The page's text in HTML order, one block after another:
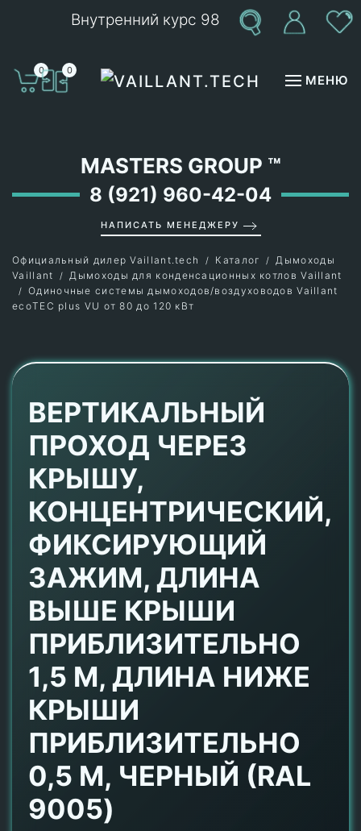
Внутренний курс 98
0 0
МЕНЮ
MASTERS GROUP ™
8 (921) 960-42-04
НАПИСАТЬ МЕНЕДЖЕРУ
Официальный дилер Vaillant.tech Каталог
Дымоходы
Vaillant
Дымоходы для конденсационных котлов Vaillant
Одиночные системы дымоходов/воздуховодов Vaillant
ecoTEC plus VU от 80 до 120 кВт
ВЕРТИКАЛЬНЫЙ
ПРОХОД ЧЕРЕЗ
КРЫШУ,
КОНЦЕНТРИЧЕСКИЙ,
ФИКСИРУЮЩИЙ
ЗАЖИМ, ДЛИНА
ВЫШЕ КРЫШИ
ПРИБЛИЗИТЕЛЬНО
1,5 М, ДЛИНА НИЖЕ
КРЫШИ
ПРИБЛИЗИТЕЛЬНО
0,5 М, ЧЕРНЫЙ (RAL
9005)